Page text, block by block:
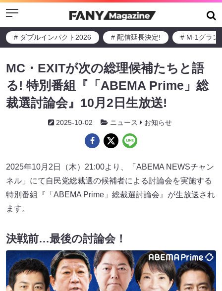
Menu
# ダブルインパクト2026 # 配信延長決定! # M-1グラン
MC・EXITが次の総理候補たちと語
る! 特別番組『「ABEMA Prime」総
裁選討論会』10月2日生放送!
2025-10-02 ニュース お知らせ
2025年10月2日（木）21:00より、「ABEMA NEWSチャン
ネル」にて自民党総裁選の候補者による討論会を実施する
特別番組『「ABEMA Prime」総裁選討論会』が生放送され
ます。
決戦前…最後の討論会！